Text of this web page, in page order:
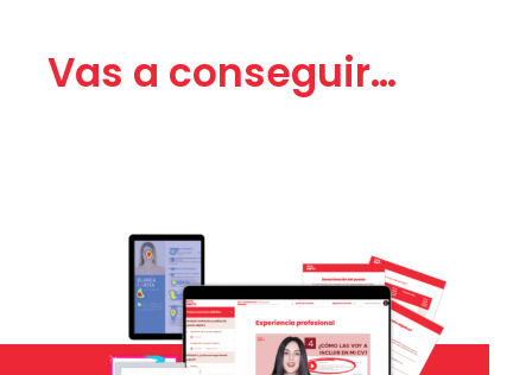
Vas a conseguir…